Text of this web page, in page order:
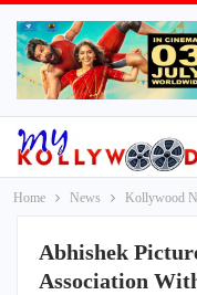
Home News Kollywood
Abhishek
Association